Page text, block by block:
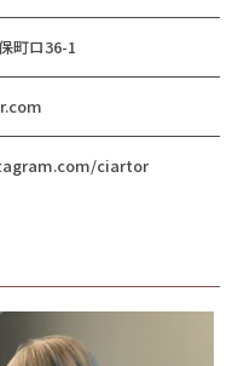
町ロ36-1
ciartor